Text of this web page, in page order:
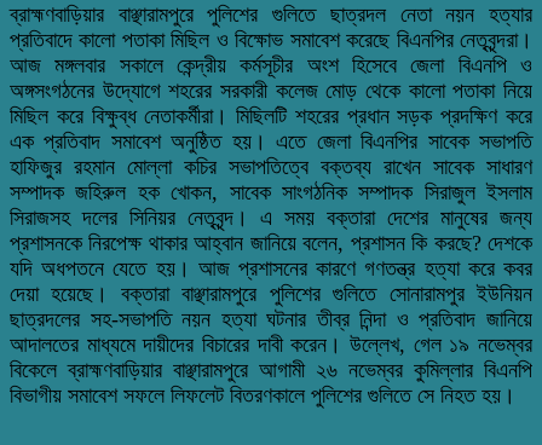
ব্রাহ্মণবাড়িয়ার বাঞ্ছারামপুরে পুলিশের গুলিতে ছাত্রদল নেতা নয়ন হত্যার
প্রতিবাদে কালো পতাকা মিছিল ও বিক্ষোভ সমাবেশ করেছে বিএনপির নেতৃবৃন্দরা।
আজ মঙ্গলবার সকালে কেন্দ্রীয় কর্মসূচীর অংশ হিসেবে জেলা বিএনপি ও
অঙ্গসংগঠনের উদ্যোগে শহরের সরকারী কলেজ মোড় থেকে কালো পতাকা নিয়ে
মিছিল করে বিক্ষুব্ধ নেতাকর্মীরা। মিছিলটি শহরের প্রধান সড়ক প্রদক্ষিণ করে
এক প্রতিবাদ সমাবেশ অনুষ্ঠিত হয়। এতে জেলা বিএনপির সাবেক সভাপতি
হাফিজুর রহমান মোল্লা কচির সভাপতিত্বে বক্তব্য রাখেন সাবেক সাধারণ
সম্পাদক জহিরুল হক খোকন, সাবেক সাংগঠনিক সম্পাদক সিরাজুল ইসলাম
সিরাজসহ দলের সিনিয়র নেতৃবৃন্দ। এ সময় বক্তারা দেশের মানুষের জন্য
প্রশাসনকে নিরপেক্ষ থাকার আহ্বান জানিয়ে বলেন, প্রশাসন কি করছে? দেশকে
যদি অধপতনে যেতে হয়। আজ প্রশাসনের কারণে গণতন্ত্র হত্যা করে কবর
দেয়া হয়েছে। বক্তারা বাঞ্ছারামপুরে পুলিশের গুলিতে সোনারামপুর ইউনিয়ন
ছাত্রদলের সহ-সভাপতি নয়ন হত্যা ঘটনার তীব্র নিন্দা ও প্রতিবাদ জানিয়ে
আদালতের মাধ্যমে দায়ীদের বিচারের দাবী করেন। উল্লেখ, গেল ১৯ নভেম্বর
বিকেলে ব্রাহ্মণবাড়িয়ার বাঞ্ছারামপুরে আগামী ২৬ নভেম্বর কুমিল্লার বিএনপি
বিভাগীয় সমাবেশ সফলে লিফলেট বিতরণকালে পুলিশের গুলিতে সে নিহত হয়।